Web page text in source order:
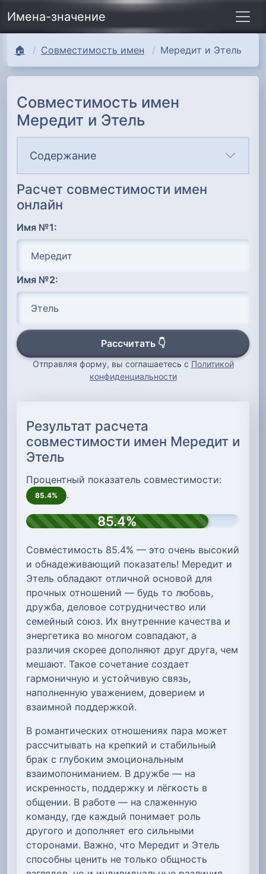
Имена-значение
🏠 Совместимость имен Мередит и Этель
Совместимость имен
Мередит и Этель
Содержание
Расчет совместимости имен
онлайн
Имя №1:
Имя №2:
Рассчитать 👇
Отправляя форму, вы соглашаетесь с Политикой
конфиденциальности
Результат расчета
совместимости имен Мередит и
Этель
Процентный показатель совместимости:
85.4% .
85.4%
Совместимость 85.4% — это очень высокий
и обнадеживающий показатель! Мередит и
Этель обладают отличной основой для
прочных отношений — будь то любовь,
дружба, деловое сотрудничество или
семейный союз. Их внутренние качества и
энергетика во многом совпадают, а
различия скорее дополняют друг друга, чем
мешают. Такое сочетание создает
гармоничную и устойчивую связь,
наполненную уважением, доверием и
взаимной поддержкой.
В романтических отношениях пара может
рассчитывать на крепкий и стабильный
брак с глубоким эмоциональным
взаимопониманием. В дружбе — на
искренность, поддержку и лёгкость в
общении. В работе — на слаженную
команду, где каждый понимает роль
другого и дополняет его сильными
сторонами. Важно, что Мередит и Этель
способны ценить не только общность